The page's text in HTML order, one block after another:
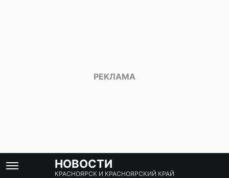
НОВОСТИ
КРАСНОЯРСК И КРАСНОЯРСКИЙ КРАЙ